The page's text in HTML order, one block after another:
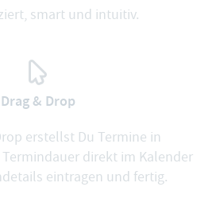
smart und intuitiv.
Drag & Drop
erstellst Du Termine in
direkt im Kalender
eintragen und fertig.